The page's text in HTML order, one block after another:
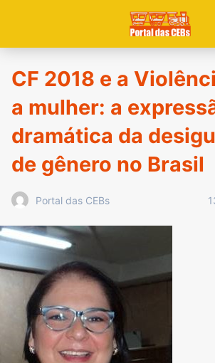
CF 2018 e a
a mulher: a
dramática da
de gênero no Brasil
Portal das CEBs